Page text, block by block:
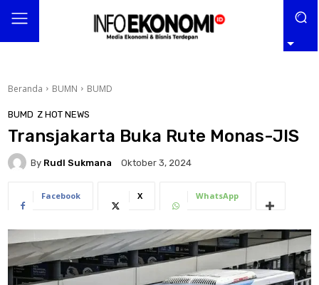
Beranda BUMN BUMD
BUMD Z HOT NEWS
Transjakarta Buka Rute Monas-JIS
By RudI Sukmana Oktober 3, 2024
Facebook X WhatsApp